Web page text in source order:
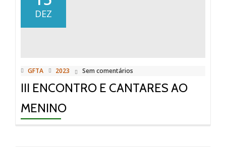
DEZ
GFTA 2023 Sem comentários
III ENCONTRO E CANTARES AO
MENINO